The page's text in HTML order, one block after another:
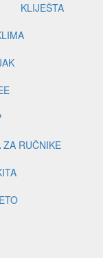
KLIJEŠTA
ZA RUČNIKE